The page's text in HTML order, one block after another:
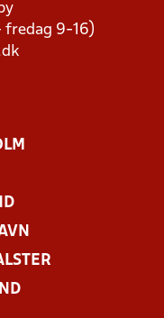
fredag 9-16)